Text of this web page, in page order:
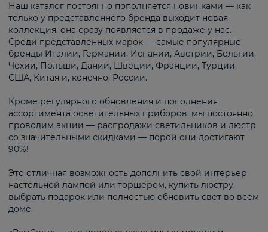
Наш каталог постоянно пополняется новинками — как
только у представленного бренда выходит новая
коллекция, она сразу появляется в продаже у нас.
Среди представленных марок — самые популярные
бренды Италии, Германии, Испании, Австрии, Бельгии,
Чехии, Польши, Дании, Швеции, Франции, Турции,
США, Китая и, конечно, России.
Кроме регулярного обновления и пополнения
ассортимента осветительных приборов, мы постоянно
проводим акции — распродажи светильников и люстр
со значительными скидками — порой они достигают
90%!
Это отличная возможность дополнить свой интерьер
настольной лампой или торшером, купить люстру,
выбрать подарок или полностью обновить свет во всем
доме.